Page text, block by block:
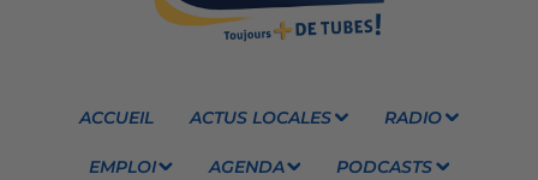
ACCUEIL ACTUS LOCALES RADIO
EMPLOI AGENDA PODCASTS